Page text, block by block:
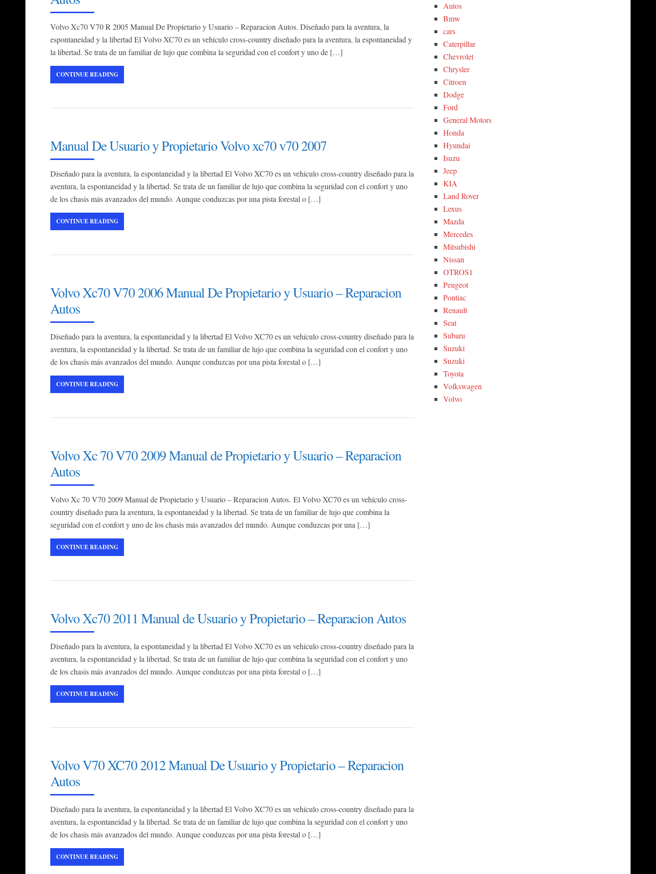
Volvo Xc70 V70 R 2005 Manual De Propietario y Usuario – Reparacion Autos. Diseñado para la aventura, la
espontaneidad y la libertad El Volvo XC70 es un vehículo cross-country diseñado para la aventura, la espontaneidad y
la libertad. Se trata de un familiar de lujo que combina la seguridad con el confort y uno de […]
CONTINUE READING
Manual De Usuario y Propietario Volvo xc70 v70 2007
Diseñado para la aventura, la espontaneidad y la libertad El Volvo XC70 es un vehículo cross-country diseñado para la
aventura, la espontaneidad y la libertad. Se trata de un familiar de lujo que combina la seguridad con el confort y uno
de los chasis más avanzados del mundo. Aunque conduzcas por una pista forestal o […]
CONTINUE READING
Volvo Xc70 V70 2006 Manual De Propietario y Usuario – Reparacion
Autos
Diseñado para la aventura, la espontaneidad y la libertad El Volvo XC70 es un vehículo cross-country diseñado para la
aventura, la espontaneidad y la libertad. Se trata de un familiar de lujo que combina la seguridad con el confort y uno
de los chasis más avanzados del mundo. Aunque conduzcas por una pista forestal o […]
CONTINUE READING
Volvo Xc 70 V70 2009 Manual de Propietario y Usuario – Reparacion
Autos
Volvo Xc 70 V70 2009 Manual de Propietario y Usuario – Reparacion Autos. El Volvo XC70 es un vehículo cross-
country diseñado para la aventura, la espontaneidad y la libertad. Se trata de un familiar de lujo que combina la
seguridad con el confort y uno de los chasis más avanzados del mundo. Aunque conduzcas por una […]
CONTINUE READING
Volvo Xc70 2011 Manual de Usuario y Propietario – Reparacion Autos
Diseñado para la aventura, la espontaneidad y la libertad El Volvo XC70 es un vehículo cross-country diseñado para la
aventura, la espontaneidad y la libertad. Se trata de un familiar de lujo que combina la seguridad con el confort y uno
de los chasis más avanzados del mundo. Aunque conduzcas por una pista forestal o […]
CONTINUE READING
Volvo V70 XC70 2012 Manual De Usuario y Propietario – Reparacion
Autos
Diseñado para la aventura, la espontaneidad y la libertad El Volvo XC70 es un vehículo cross-country diseñado para la
aventura, la espontaneidad y la libertad. Se trata de un familiar de lujo que combina la seguridad con el confort y uno
de los chasis más avanzados del mundo. Aunque conduzcas por una pista forestal o […]
CONTINUE READING
Autos
Bmw
cars
Caterpillar
Chevrolet
Chrysler
Citroen
Dodge
Ford
General Motors
Honda
Hyundai
Isuzu
Jeep
KIA
Land Rover
Lexus
Mazda
Mercedes
Mitsubishi
Nissan
OTROS1
Peugeot
Pontiac
Renault
Seat
Subaru
Suzuki
Suzuki
Toyota
Volkswagen
Volvo